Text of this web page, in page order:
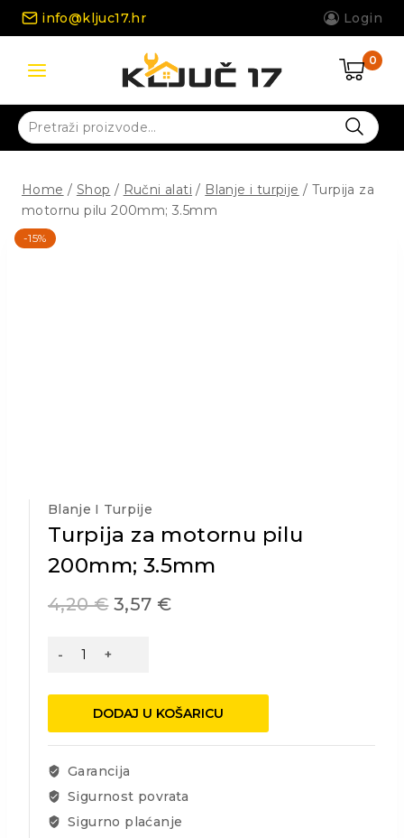
Skip
info@kljuc17.hr Login
0
Pretraži:
Home / Shop / Ručni alati / Blanje i turpije / Turpija za
motornu pilu 200mm; 3.5mm
-15%
Blanje I Turpije
Turpija za motornu pilu
200mm; 3.5mm
4,20€ 3,57 €
Turpija
pilu
3.5mm
količina
DODAJ U KOŠARICU
Garancija
Sigurnost povrata
Sigurno plaćanje